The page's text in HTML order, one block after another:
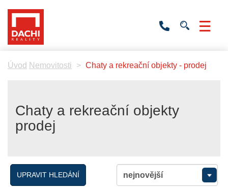
+420
Úvod Nemovitosti Chaty a rekreační objekty - prodej
Chaty a rekreační objekty
prodej
UPRAVIT HLEDÁNÍ